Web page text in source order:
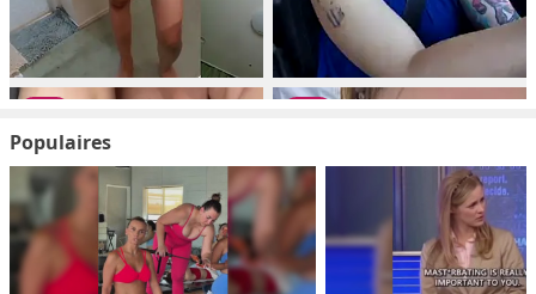
Populaires